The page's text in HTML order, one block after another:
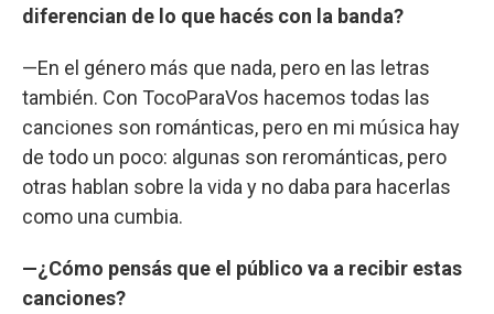
diferencian de lo que hacés con la banda?
—En el género más que nada, pero en las letras
también. Con TocoParaVos hacemos todas las
canciones son románticas, pero en mi música hay
de todo un poco: algunas son rerománticas, pero
otras hablan sobre la vida y no daba para hacerlas
como una cumbia.
—¿Cómo pensás que el público va a recibir estas
canciones?